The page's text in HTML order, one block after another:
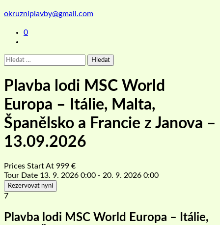
okruzniplavby@gmail.com
0
Vyhledávání
Plavba lodi MSC World
Europa – Itálie, Malta,
Španělsko a Francie z Janova –
13.09.2026
Prices Start At 999 €
Tour Date 13. 9. 2026 0:00 - 20. 9. 2026 0:00
Rezervovat nyní
7
Plavba lodi MSC World Europa – Itálie,